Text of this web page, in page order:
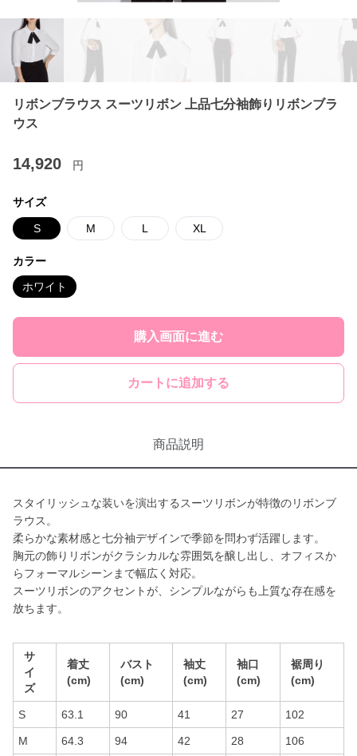
リボンブラウス スーツリボン 上品七分袖飾りリボンブラ
ウス
14,920 円
サイズ
S M L XL
カラー
ホワイト
購入画面に進む
カートに追加する
商品説明
スタイリッシュな装いを演出するスーツリボンが特徴のリボンブ
ラウス。
柔らかな素材感と七分袖デザインで季節を問わず活躍します。
胸元の飾りリボンがクラシカルな雰囲気を醸し出し、オフィスか
らフォーマルシーンまで幅広く対応。
スーツリボンのアクセントが、シンプルながらも上質な存在感を
放ちます。
サ
イ
ズ
着丈
(cm)
バスト
(cm)
袖丈
(cm)
袖口
(cm)
裾周り
(cm)
S 63.1 90 41 27 102
M 64.3 94 42 28 106